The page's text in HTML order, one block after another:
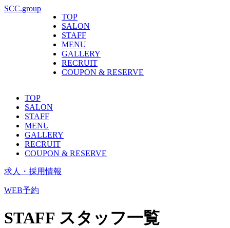
SCC.group
TOP
SALON
STAFF
MENU
GALLERY
RECRUIT
COUPON & RESERVE
TOP
SALON
STAFF
MENU
GALLERY
RECRUIT
COUPON & RESERVE
求人・採用情報
WEB予約
STAFF スタッフ一覧